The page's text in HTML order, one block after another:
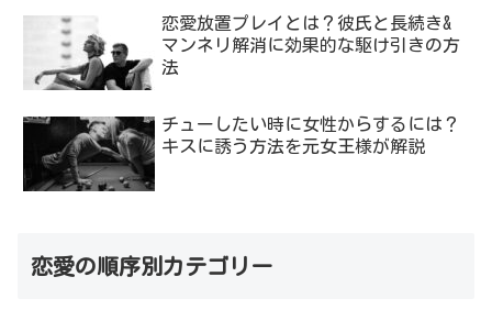
恋愛放置プレイとは？彼氏と長続き&
マンネリ解消に効果的な駆け引きの方
法
チューしたい時に女性からするには？
キスに誘う方法を元女王様が解説
恋愛の順序別カテゴリー